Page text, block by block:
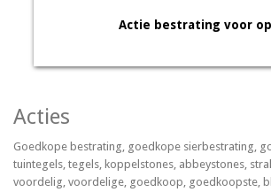
Actie bestrating voor
Acties
Goedkope bestrating, goedkope sierbestrating,
tuintegels, tegels, koppelstones, abbeystones,
voordelig, voordelige, goedkoop, goedkoopste,